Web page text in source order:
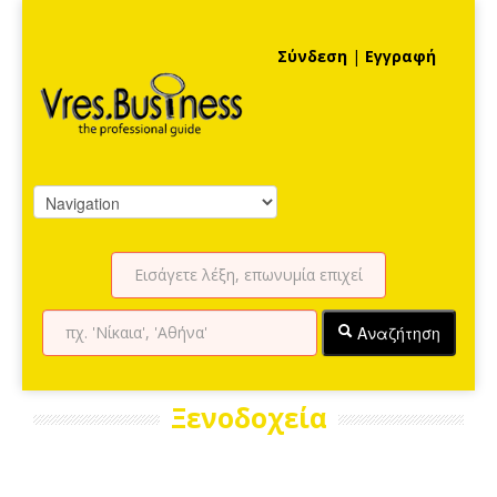
Σύνδεση | Εγγραφή
Αναζήτηση
Ξενοδοχεία